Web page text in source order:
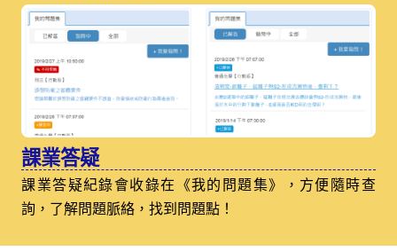
課業答疑
課業答疑紀錄會收錄在《我的問題集》，方便隨時查
詢，了解問題脈絡，找到問題點！